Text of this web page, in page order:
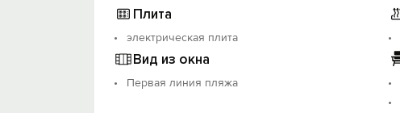
Плита
электрическая плита
Вид из окна
Первая линия пляжа